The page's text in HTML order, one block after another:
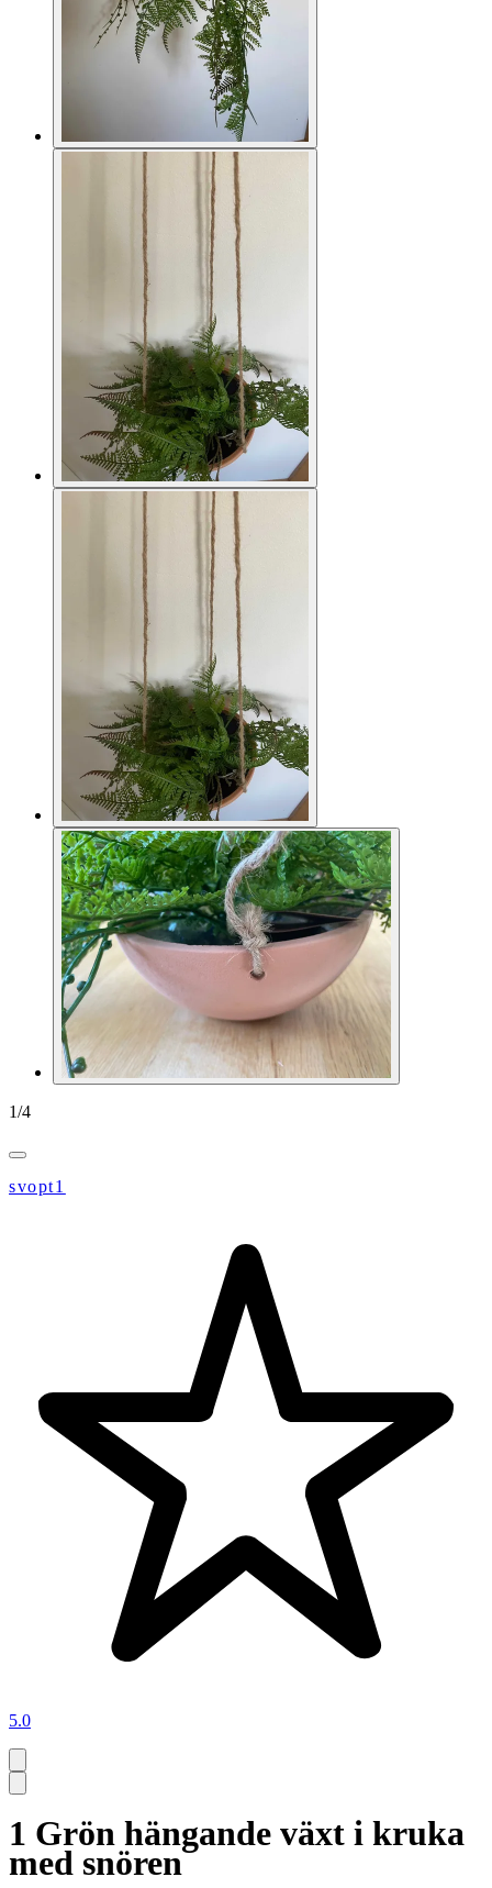
1/4
svopt1
5.0
1 Grön hängande växt i kruka
med snören